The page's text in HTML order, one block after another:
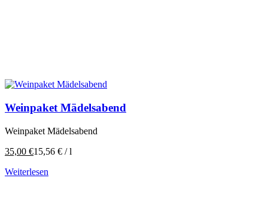
Weinpaket Mädelsabend
Weinpaket Mädelsabend
35,00 €15,56 € /l
Weiterlesen